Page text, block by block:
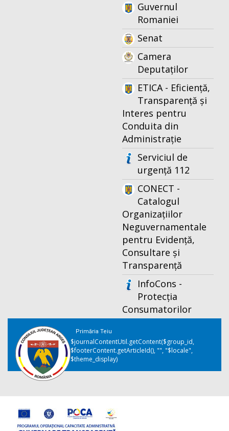
Guvernul
Romaniei
Senat
Camera
Deputaților
ETICA - Eficiență,
Transparență și
Interes pentru
Conduita din
Administrație
Serviciul de
urgență 112
CONECT -
Catalogul
Organizațiilor
Neguvernamentale
pentru Evidență,
Consultare și
Transparență
InfoCons -
Protecția
Consumatorilor
Primăria Teiu
$journalContentUtil.getContent($group_id,
$footerContent.getArticleId(), "", "$locale",
$theme_display)